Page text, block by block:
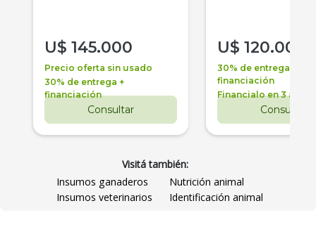
U$ 145.000
Precio oferta sin usado
30% de entrega +
financiación
Consultar
U$ 120.000
30% de entrega +
financiación
Financialo en 3 años
Consultar
Visitá también:
Insumos ganaderos
Nutrición animal
Insumos veterinarios
Identificación animal